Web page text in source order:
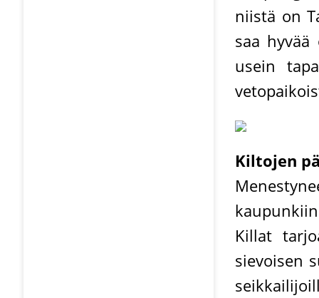
niistä on
saa
usein
Kiltojen
Killat
sievoisen